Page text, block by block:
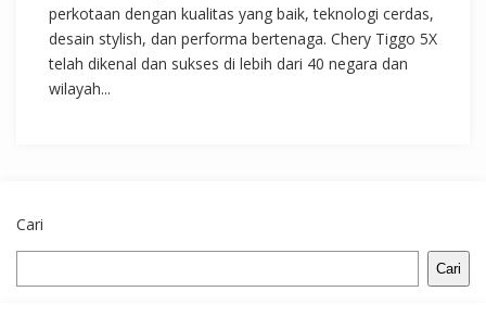
perkotaan dengan kualitas yang baik, teknologi cerdas,
desain stylish, dan performa bertenaga. Chery Tiggo 5X
telah dikenal dan sukses di lebih dari 40 negara dan
wilayah...
Cari
Cari